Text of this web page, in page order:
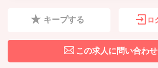
キープする ロ
この求人に問い合わ